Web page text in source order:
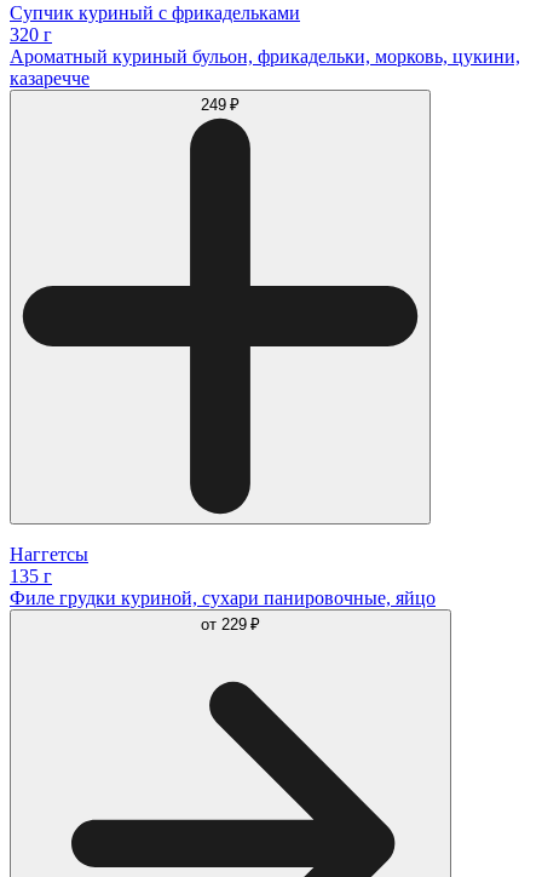
Супчик куриный с фрикадельками
320 г
Ароматный куриный бульон, фрикадельки, морковь, цукини,
казаречче
249 ₽
Наггетсы
135 г
Филе грудки куриной, сухари панировочные, яйцо
от 229 ₽